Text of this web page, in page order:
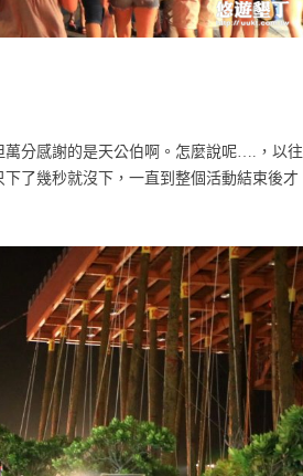
分感謝的是天公伯啊。怎麼說呢….，以往
了幾秒就沒下，一直到整個活動結束後才